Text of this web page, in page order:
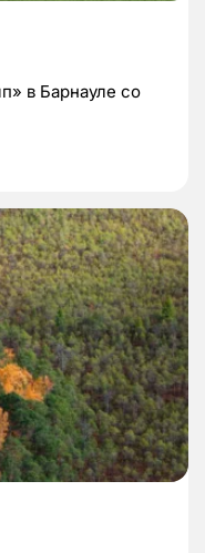
в Барнауле со